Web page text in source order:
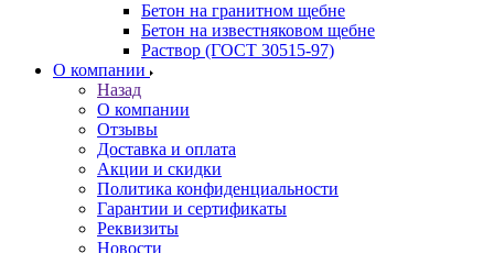
Бетон на гранитном щебне
Бетон на известняковом щебне
Раствор (ГОСТ 30515-97)
О компании
Назад
О компании
Отзывы
Доставка и оплата
Акции и скидки
Политика конфиденциальности
Гарантии и сертификаты
Реквизиты
Новости